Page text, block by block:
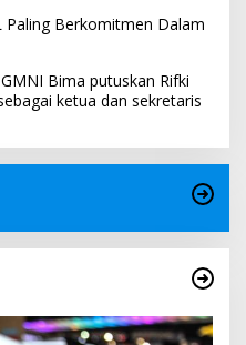
Paling Berkomitmen Dalam
Bima putuskan Rifki
ketua dan sekretaris